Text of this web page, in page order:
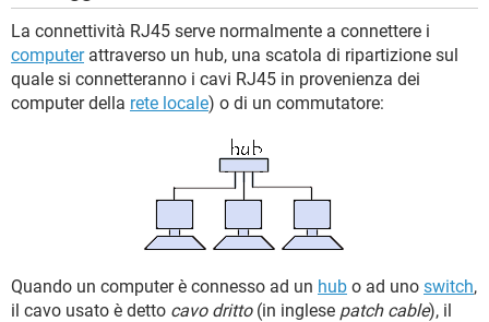
La connettività RJ45 serve normalmente a connettere i
computerattraverso un hub, una scatola di ripartizione sul
quale si connetteranno i cavi RJ45 in provenienza dei
computer della rete locale) o di un commutatore:
Quando un computer è connesso ad un hub o ad uno switch,
il cavo usato è detto cavo dritto(in inglese patch cable), il